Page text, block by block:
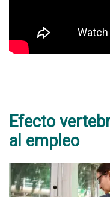
Efecto
al empleo